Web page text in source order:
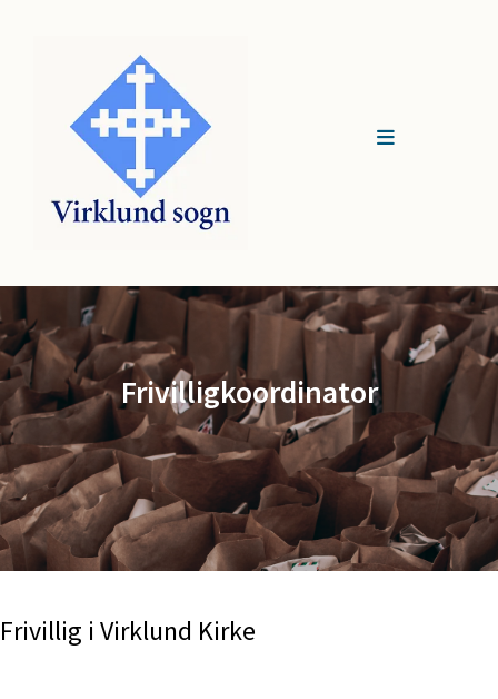
Frivilligkoordinator
Frivillig i Virklund Kirke